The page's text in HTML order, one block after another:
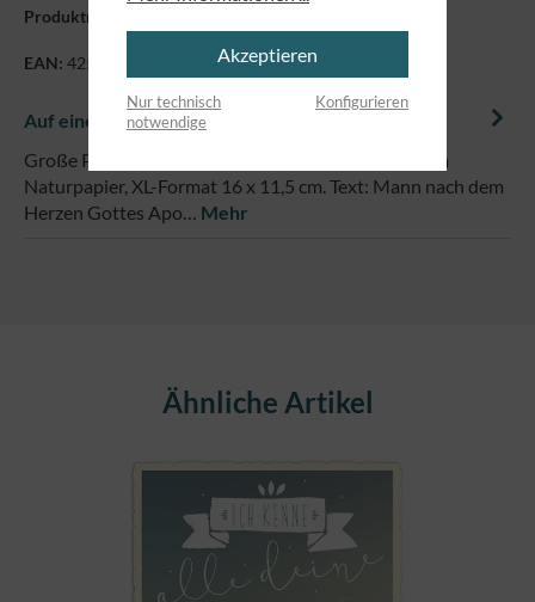
Produktnummer:
EAN: 4250479844995
Auf einem Blick
Große Postkarte mit abgerundeten Ecken auf edlem
Naturpapier, XL-Format 16 x 11,5 cm. Text: Mann nach dem
Herzen Gottes Apo… Mehr
Produktgalerie überspringenÄhnliche Artikel
Akzeptieren
Nur technisch
notwendige
Konfigurieren